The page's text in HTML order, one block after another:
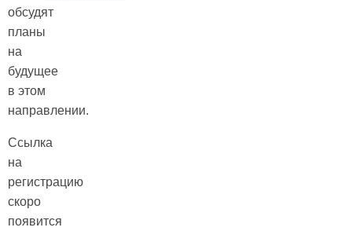
обсудят
планы
на
будущее
в этом
направлении.
Ссылка
на
регистрацию
скоро
появится